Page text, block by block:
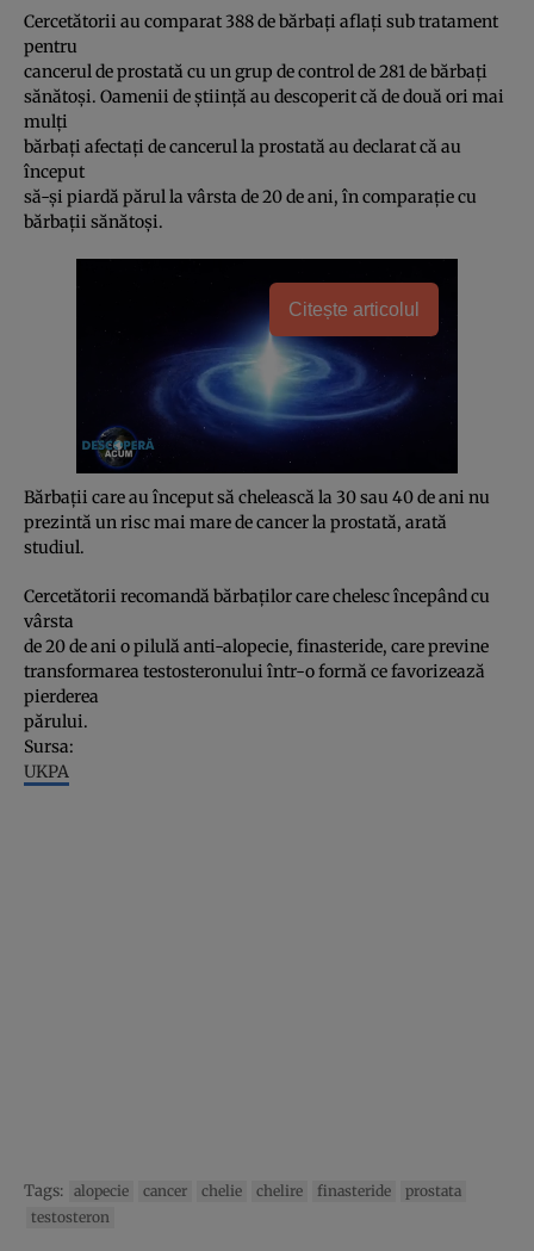
Cercetătorii au comparat 388 de bărbaţi aflaţi sub tratament
pentru
cancerul de prostată cu un grup de control de 281 de bărbaţi
sănătoşi. Oamenii de ştiinţă au descoperit că de două ori mai
mulţi
bărbaţi afectaţi de cancerul la prostată au declarat că au
început
să-şi piardă părul la vârsta de 20 de ani, în comparaţie cu
bărbaţii sănătoşi.
Citește articolul
Bărbaţii care au început să chelească la 30 sau 40 de ani nu
prezintă un risc mai mare de cancer la prostată, arată
studiul.
Cercetătorii recomandă bărbaţilor care chelesc începând cu
vârsta
de 20 de ani o pilulă anti-alopecie, finasteride, care previne
transformarea testosteronului într-o formă ce favorizează
pierderea
părului.
Sursa:
UKPA
Tags: alopecie cancer chelie chelire finasteride
prostata
testosteron